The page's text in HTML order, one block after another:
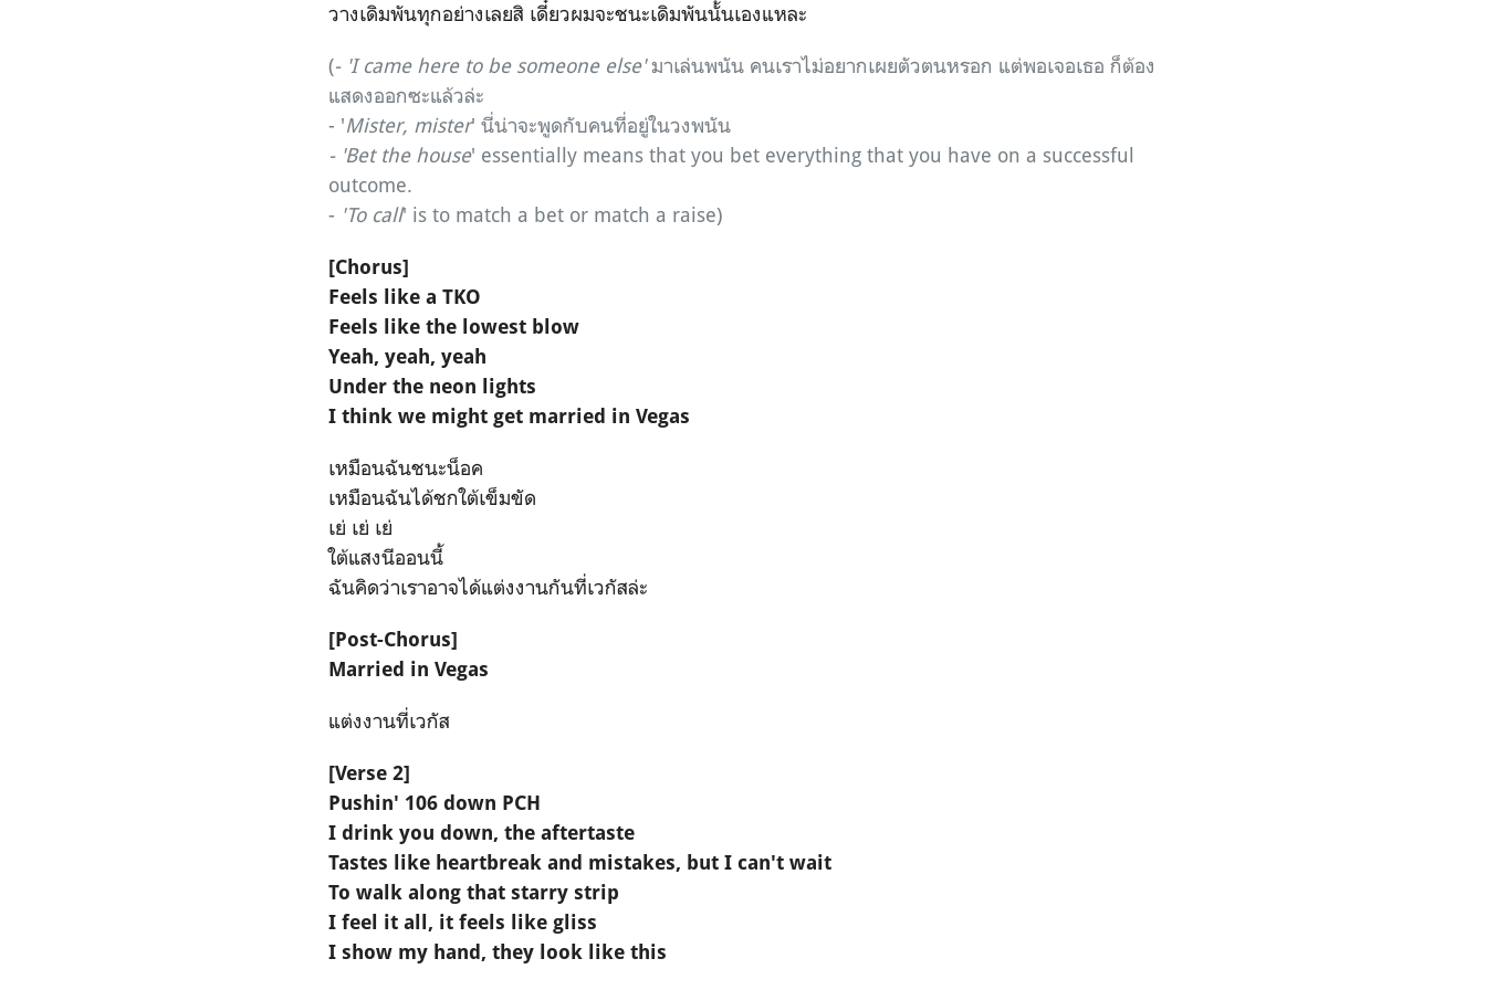
วางเดิมพันทุกอย่างเลยสิ เดี๋ยวผมจะชนะเดิมพันนั้นเองแหละ
(- 'I came here to be someone else'มาเล่นพนัน คนเราไม่อยากเผยตัวตนหรอก แต่พอเจอเธอ ก็ต้อง
แสดงออกซะแล้วล่ะ
- 'Mister, mister' นี่น่าจะพูดกับคนที่อยู่ในวงพนัน
- 'Bet the house' essentially means that you bet everything that you have on a successful
outcome.
- 'To call' is to match a bet or match a raise)
[Chorus]
Feels like a TKO
Feels like the lowest blow
Yeah, yeah, yeah
Under the neon lights
I think we might get married in Vegas
เหมือนฉันชนะน็อค
เหมือนฉันได้ชกใต้เข็มขัด
เย่ เย่ เย่
ใต้แสงนีออนนี้
ฉันคิดว่าเราอาจได้แต่งงานกันที่เวกัสล่ะ
[Post-Chorus]
Married in Vegas
แต่งงานที่เวกัส
[Verse 2]
Pushin' 106 down PCH
I drink you down, the aftertaste
Tastes like heartbreak and mistakes, but I can't wait
To walk along that starry strip
I feel it all, it feels like gliss
I show my hand, they look like this